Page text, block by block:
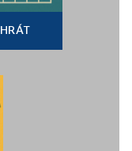
HRÁT